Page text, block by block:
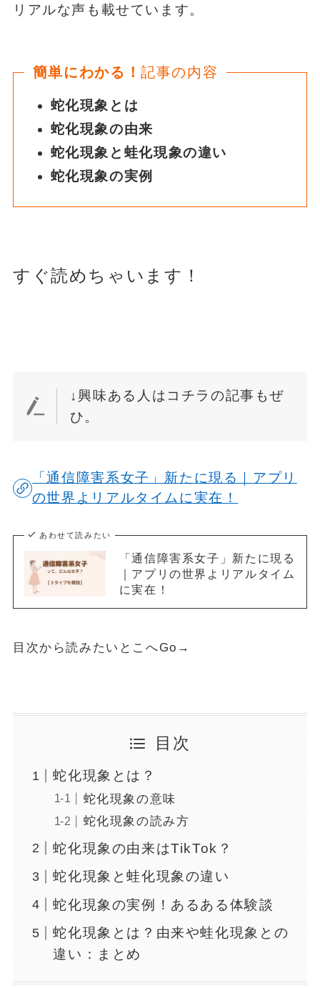
リアルな声も載せています。
簡単にわかる！記事の内容
蛇化現象とは
蛇化現象の由来
蛇化現象と蛙化現象の違い
蛇化現象の実例
すぐ読めちゃいます！
↓興味ある人はコチラの記事もぜ
ひ。
「通信障害系女子」新たに現る｜アプリ
の世界よリアルタイムに実在！
あわせて読みたい
「通信障害系女子」新たに現る
｜アプリの世界よリアルタイム
に実在！
目次から読みたいとこへGo→
目次
蛇化現象とは？
蛇化現象の意味
蛇化現象の読み方
蛇化現象の由来はTikTok？
蛇化現象と蛙化現象の違い
蛇化現象の実例！あるある体験談
蛇化現象とは？由来や蛙化現象との
違い：まとめ